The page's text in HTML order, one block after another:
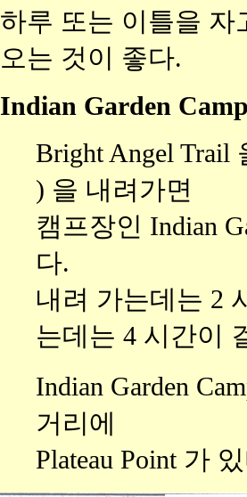
하루 또는 이틀을 자
오는 것이 좋다.
Indian Garden
Bright Angel Trail
) 을 내려가면
캠프장인 Indian
다.
내려 가는데는 2
는데는 4 시간이
Indian Garden
거리에
Plateau Point 가